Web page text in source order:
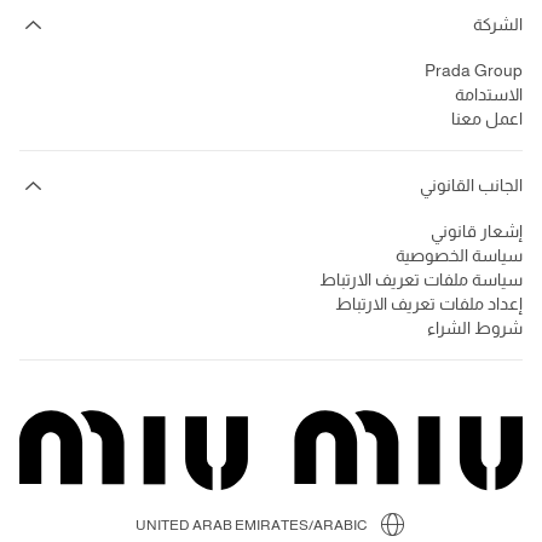
الشركة
Prada Group
الاستدامة
اعمل معنا
الجانب القانوني
إشعار قانوني
سياسة الخصوصية
سياسة ملفات تعريف الارتباط
إعداد ملفات تعريف الارتباط
شروط الشراء
UNITED ARAB EMIRATES/ARABIC